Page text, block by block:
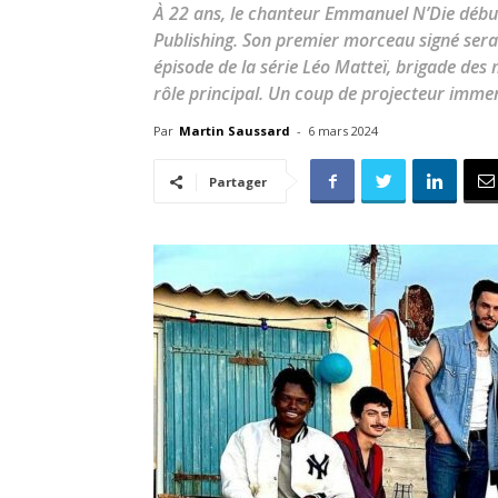
À 22 ans, le chanteur Emmanuel N’Die
Publishing. Son premier morceau signé
épisode de la série Léo Matteï, brigade des
rôle principal. Un coup de projecteur
Par Martin Saussard - 6 mars 2024
Partager